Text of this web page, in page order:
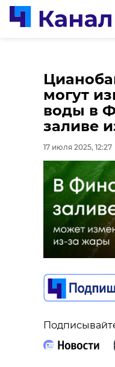
могут
воды в
заливе
17 июля 2025, 12:27
продажу
лицензии
17 июля 2025, 11:45
За
17 июля 2025, 11:38